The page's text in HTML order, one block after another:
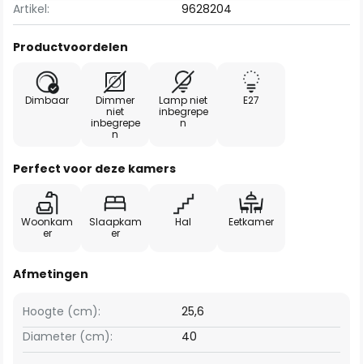
Artikel:
9628204
Productvoordelen
Dimbaar
Dimmer
niet
inbegrepe
n
Lamp niet
inbegrepe
n
E27
Perfect voor deze kamers
Woonkam
er
Slaapkam
er
Hal Eetkamer
Afmetingen
Hoogte (cm):
25,6
Diameter (cm):
40